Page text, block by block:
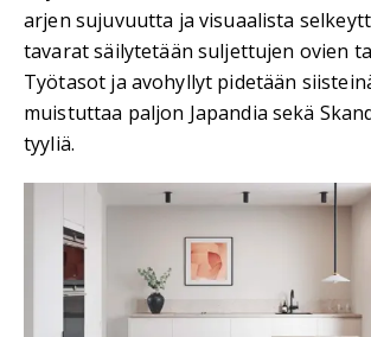
arjen sujuvuutta ja visuaalista
tavarat säilytetään suljettujen ovien
Työtasot ja avohyllyt pidetään
muistuttaa paljon Japandia sekä
tyyliä.